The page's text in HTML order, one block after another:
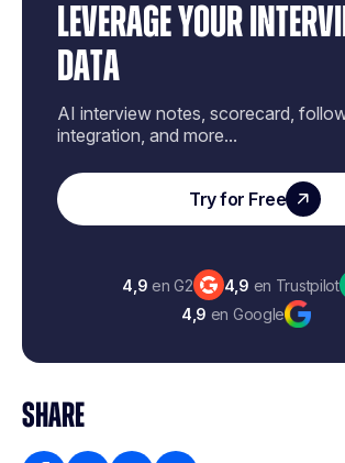
LEVERAGE YOUR
DATA
AI interview notes, scorecard,
integration, and more...
Try for Free
4,9 en G2 4,9 en Trustpilot
4,9 en Google
SHARE